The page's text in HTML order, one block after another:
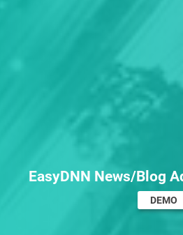
EasyDNN News/Blog
DEMO